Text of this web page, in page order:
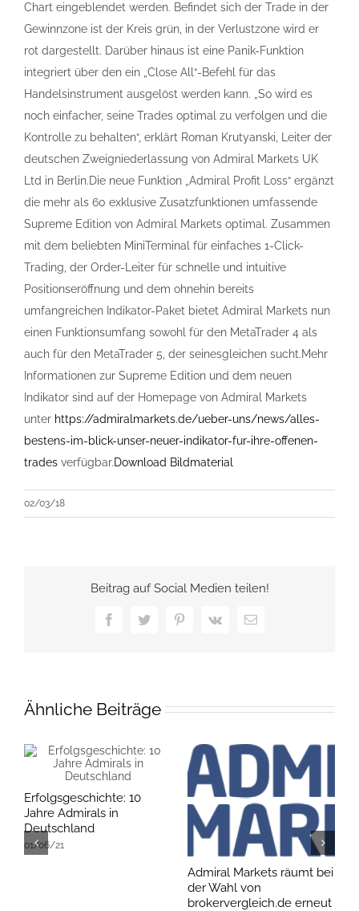
Chart eingeblendet werden. Befindet sich der Trade in der
Gewinnzone ist der Kreis grün, in der Verlustzone wird er
rot dargestellt. Darüber hinaus ist eine Panik-Funktion
integriert über den ein „Close All“-Befehl für das
Handelsinstrument ausgelöst werden kann. „So wird es
noch einfacher, seine Trades optimal zu verfolgen und die
Kontrolle zu behalten“, erklärt Roman Krutyanski, Leiter der
deutschen Zweigniederlassung von Admiral Markets UK
Ltd in Berlin.Die neue Funktion „Admiral Profit Loss“ ergänzt
die mehr als 60 exklusive Zusatzfunktionen umfassende
Supreme Edition von Admiral Markets optimal. Zusammen
mit dem beliebten MiniTerminal für einfaches 1-Click-
Trading, der Order-Leiter für schnelle und intuitive
Positionseröffnung und dem ohnehin bereits
umfangreichen Indikator-Paket bietet Admiral Markets nun
einen Funktionsumfang sowohl für den MetaTrader 4 als
auch für den MetaTrader 5, der seinesgleichen sucht.Mehr
Informationen zur Supreme Edition und dem neuen
Indikator sind auf der Homepage von Admiral Markets
unter https://admiralmarkets.de/ueber-uns/news/alles-
bestens-im-blick-unser-neuer-indikator-fur-ihre-offenen-
trades verfügbar.Download Bildmaterial
02/03/18
Beitrag auf Social Medien teilen!
FacebookTwitterPinterest
Vk
E-
Ähnliche Beiträge
Erfolgsgeschichte: 10
Jahre Admirals in
Deutschland
01/06/21
Admiral Markets räumt bei
der Wahl von
brokervergleich.de erneut